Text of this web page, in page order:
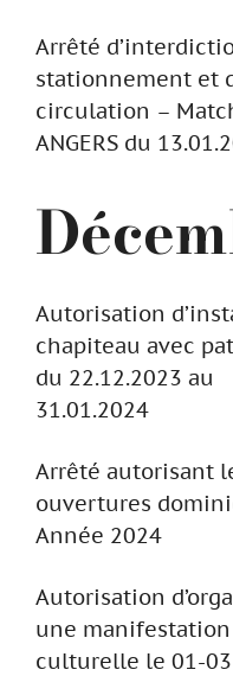
Arrêté
stationnement et
circulation –
ANGERS du
Autorisation
chapiteau avec
du 22.12.2023 au
31.01.2024
Arrêté autorisant
ouvertures
Année 2024
Autorisation
une manifestation
culturelle le 01-